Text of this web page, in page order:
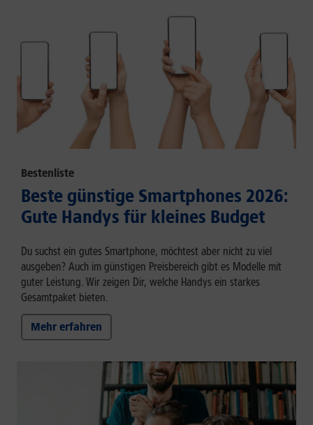
Bestenliste
Beste günstige Smartphones 2026:
Gute Handys für kleines Budget
Du suchst ein gutes Smartphone, möchtest aber nicht zu viel
ausgeben? Auch im günstigen Preisbereich gibt es Modelle mit
guter Leistung. Wir zeigen Dir, welche Handys ein starkes
Gesamtpaket bieten.
Mehr erfahren